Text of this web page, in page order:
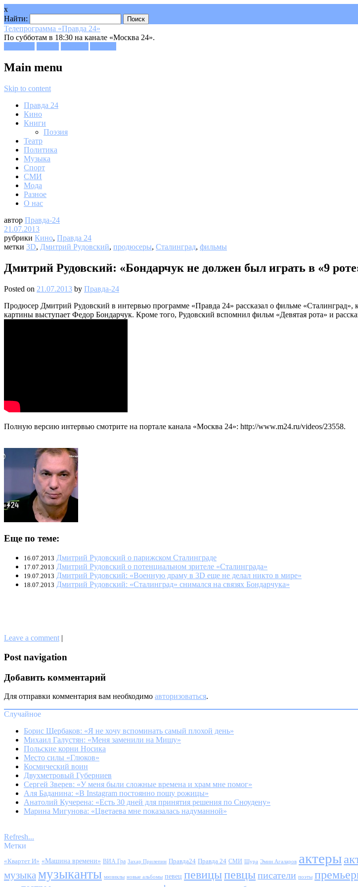
x
Найти:
Телепрограмма «Правда 24»
По субботам в 18:30 на канале «Москва 24».
Main menu
Skip to content
Правда 24
Кино
Книги
Поэзия
Театр
Политика
Музыка
Спорт
СМИ
Мода
Разное
О нас
автор Правда-24
21.07.2013
рубрики Кино, Правда 24
метки 3D, Дмитрий Рудовский, продюсеры, Сталинград, фильмы
Дмитрий Рудовский: «Бондарчук не должен был играть в «9
Posted on 21.07.2013 by Правда-24
Продюсер Дмитрий Рудовский в интервью программе «Правда 24» рассказал о фильме
картины выступает Федор Бондарчук. Кроме того, Рудовский вспомнил фильм «Девятая рота» и
Полную версию интервью смотрите на портале канала «Москва 24»: http://www.m24.ru/videos/23558.
Еще по теме:
16.07.2013 Дмитрий Рудовский о парижском Сталинграде
17.07.2013 Дмитрий Рудовский о потенциальном зрителе «Сталинграда»
19.07.2013 Дмитрий Рудовский: «Военную драму в 3D еще не делал никто в мире»
18.07.2013 Дмитрий Рудовский: «Сталинград» снимался на связях Бондарчука»
Leave a comment |
Post navigation
Добавить комментарий
Для отправки комментария вам необходимо авторизоваться.
Случайное
Борис Щербаков: «Я не хочу вспоминать самый плохой день»
Михаил Галустян: «Меня заменили на Мишу»
Польские корни Носика
Место силы «Глюков»
Космический воин
Двухметровый Губерниев
Сергей Зверев: «У меня были сложные времена и храм мне помог»
Аля Баданина: «В Instagram постоянно пощу рожицы»
Анатолий Кучерена: «Есть 30 дней для принятия решения по Сноудену»
Марина Мигунова: «Цветаева мне показалась надуманной»
Refresh...
Метки
«Квартет И» «Машина времени» ВИА Гра Захар Прилепин Правда24 Правда 24 СМИ Шура Эмин Агаларов актеры
музыкамузыканты мюзиклы новые альбомы певец певицыпевцыписатели поэты